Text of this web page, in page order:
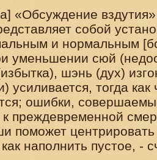
«Обсуждение
собой
и нормальным
уменьшении сюй
шэнь (дух)
усиливается, тогда
ошибки,
к преждевременной
поможет
как наполнить пустое, -